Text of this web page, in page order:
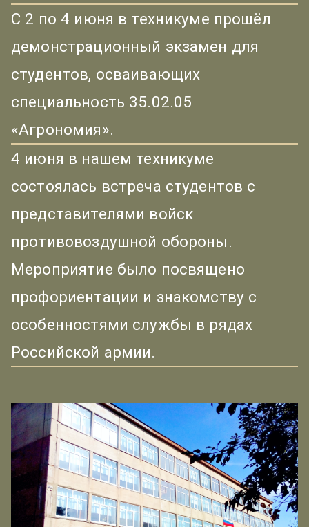
С 2 по 4 июня в техникуме прошёл
демонстрационный экзамен для
студентов, осваивающих
специальность 35.02.05
«Агрономия».
4 июня в нашем техникуме
состоялась встреча студентов с
представителями войск
противовоздушной обороны.
Мероприятие было посвящено
профориентации и знакомству с
особенностями службы в рядах
Российской армии.